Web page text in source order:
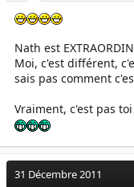
Nath est
Moi, c'est différent,
sais pas comment
Vraiment, c'est pas
31 Décembre 2011